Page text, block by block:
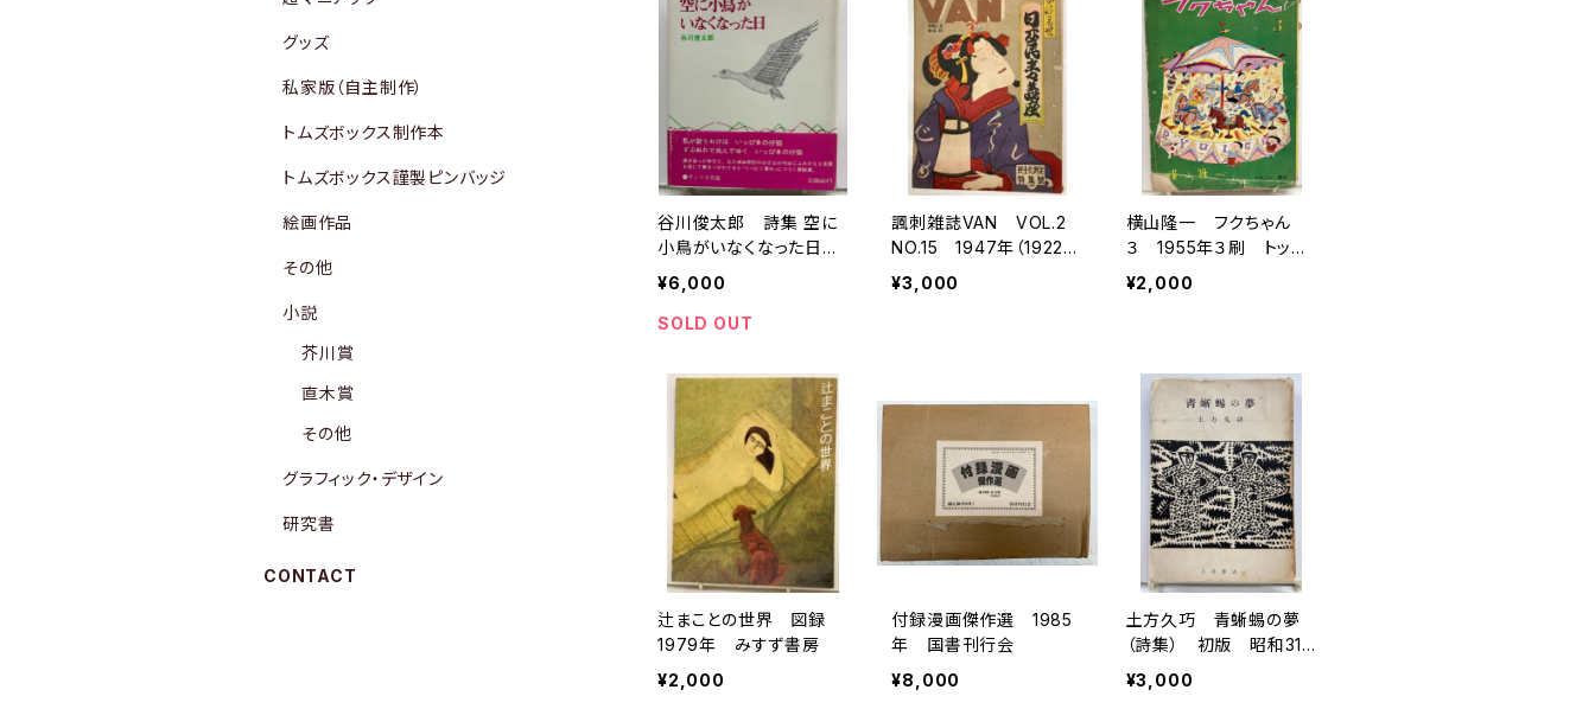
谷川俊太郎 詩集 空に
小鳥がいなくなった日
挿画 南桂子 1974年
初版 帯 サンリオ出版
¥6,000
SOLD OUT
諷刺雑誌VAN VOL.2
NO.15 1947年（1922）
イヴニング・スアー社
¥3,000
横山隆一 フクちゃん
３ 1955年３刷 トッパ
ン
¥2,000
辻まことの世界 図録
1979年 みすず書房
¥2,000
付録漫画傑作選 1985
年 国書刊行会
¥8,000
土方久巧 青蜥蜴の夢
（詩集） 初版 昭和31
年 大塔書店刊
¥3,000
グッズ
私家版（自主制作）
トムズボックス制作本
トムズボックス謹製ピンバッジ
絵画作品
その他
小説
芥川賞
直木賞
その他
グラフィック・デザイン
研究書
CONTACT